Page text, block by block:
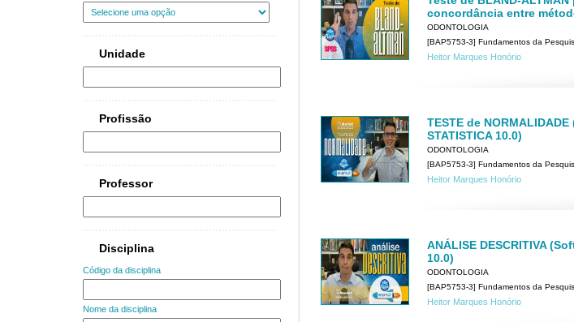
Unidade
Profissão
Professor
Disciplina
Código da disciplina
Nome da disciplina
concordância entre
ODONTOLOGIA
[BAP5753-3] Fundamentos da
Heitor Marques Honório
TESTE de
STATISTICA 10.0)
ODONTOLOGIA
[BAP5753-3] Fundamentos da
Heitor Marques Honório
ANÁLISE DESCRITIVA
10.0)
ODONTOLOGIA
[BAP5753-3] Fundamentos da
Heitor Marques Honório